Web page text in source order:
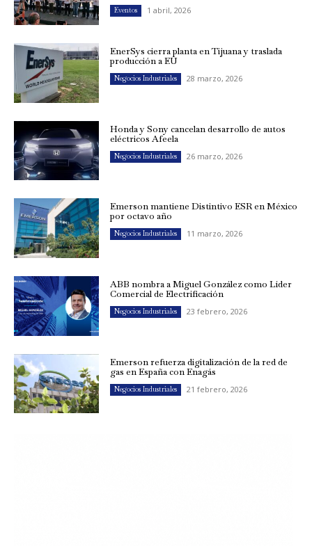
Eventos 1 abril, 2026
EnerSys cierra planta en Tijuana y traslada
producción a EU
Negocios Industriales 28 marzo, 2026
Honda y Sony cancelan desarrollo de autos
eléctricos Afeela
Negocios Industriales 26 marzo, 2026
Emerson mantiene Distintivo ESR en México
por octavo año
Negocios Industriales 11 marzo, 2026
ABB nombra a Miguel González como Líder
Comercial de Electrificación
Negocios Industriales 23 febrero, 2026
Emerson refuerza digitalización de la red de
gas en España con Enagás
Negocios Industriales 21 febrero, 2026